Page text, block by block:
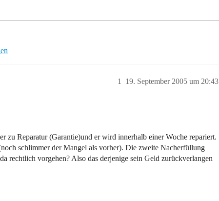
19. September 2005 um 20:43
1
zu Reparatur (Garantie)und er wird innerhalb einer Woche repariert.
schlimmer der Mangel als vorher). Die zweite Nacherfüllung
rechtlich vorgehen? Also das derjenige sein Geld zurückverlangen